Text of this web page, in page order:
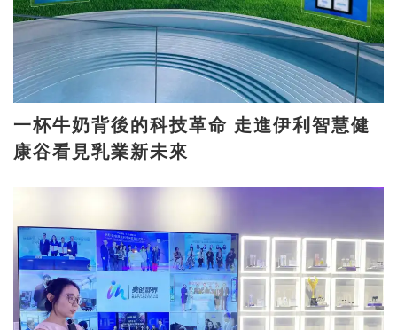
一杯牛奶背後的科技革命 走進伊利智慧健
康谷看見乳業新未來